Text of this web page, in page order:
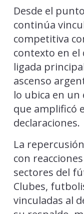
Desde el
continúa
competitiva
contexto en el
ligada
ascenso
lo ubica en un
que amplificó
declaraciones.
La
con
sectores del
Clubes,
vinculadas al